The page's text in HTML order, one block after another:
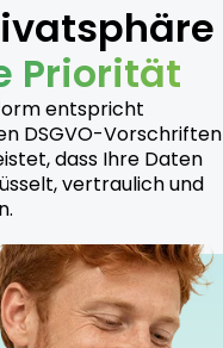
Priorität
entspricht
DSGVO-Vorschriften
dass Ihre Daten
vertraulich und